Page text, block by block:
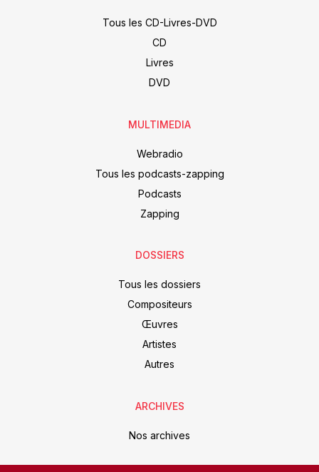
Tous les CD-Livres-DVD
CD
Livres
DVD
MULTIMEDIA
Webradio
Tous les podcasts-zapping
Podcasts
Zapping
DOSSIERS
Tous les dossiers
Compositeurs
Œuvres
Artistes
Autres
ARCHIVES
Nos archives